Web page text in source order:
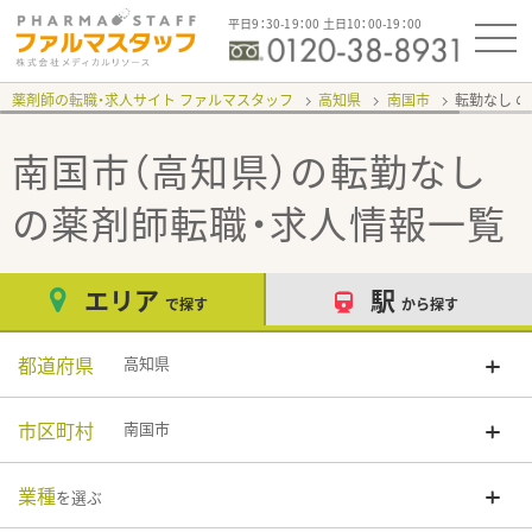
平日9：30-19：00 土日10：00-19：00
薬剤師の転職・求人サイト ファルマスタッフ 高知県 南国市 転勤なし
南国市（高知県）の転勤なし
の薬剤師転職・求人情報一覧
エリア で探す 駅 から探す
都道府県 高知県
市区町村 南国市
業種を選ぶ